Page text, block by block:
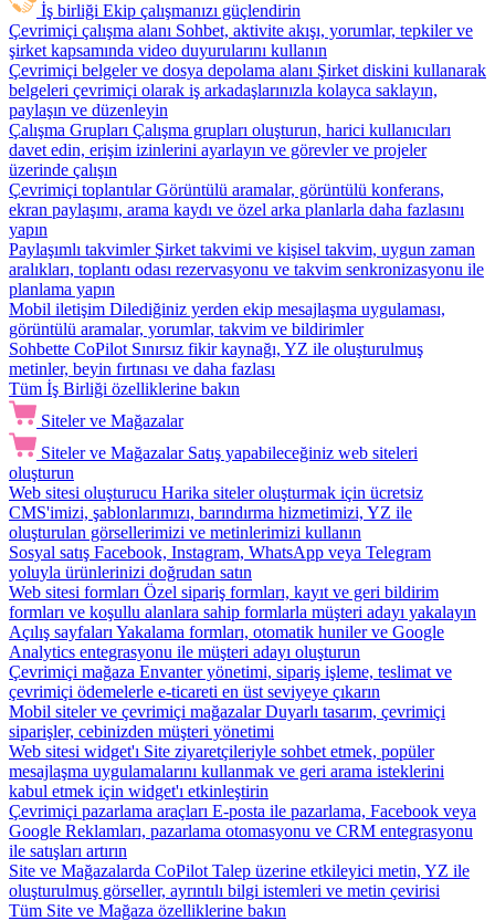
İş birliği Ekip çalışmanızı güçlendirin
Çevrimiçi çalışma alanı Sohbet, aktivite akışı, yorumlar, tepkiler ve
şirket kapsamında video duyurularını kullanın
Çevrimiçi belgeler ve dosya depolama alanı Şirket diskini kullanarak
belgeleri çevrimiçi olarak iş arkadaşlarınızla kolayca saklayın,
paylaşın ve düzenleyin
Çalışma Grupları Çalışma grupları oluşturun, harici kullanıcıları
davet edin, erişim izinlerini ayarlayın ve görevler ve projeler
üzerinde çalışın
Çevrimiçi toplantılar Görüntülü aramalar, görüntülü konferans,
ekran paylaşımı, arama kaydı ve özel arka planlarla daha fazlasını
yapın
Paylaşımlı takvimler Şirket takvimi ve kişisel takvim, uygun zaman
aralıkları, toplantı odası rezervasyonu ve takvim senkronizasyonu ile
planlama yapın
Mobil iletişim Dilediğiniz yerden ekip mesajlaşma uygulaması,
görüntülü aramalar, yorumlar, takvim ve bildirimler
Sohbette CoPilot Sınırsız fikir kaynağı, YZ ile oluşturulmuş
metinler, beyin fırtınası ve daha fazlası
Tüm İş Birliği özelliklerine bakın
Siteler ve Mağazalar
Siteler ve Mağazalar Satış yapabileceğiniz web siteleri
oluşturun
Web sitesi oluşturucu Harika siteler oluşturmak için ücretsiz
CMS'imizi, şablonlarımızı, barındırma hizmetimizi, YZ ile
oluşturulan görsellerimizi ve metinlerimizi kullanın
Sosyal satış Facebook, Instagram, WhatsApp veya Telegram
yoluyla ürünlerinizi doğrudan satın
Web sitesi formları Özel sipariş formları, kayıt ve geri bildirim
formları ve koşullu alanlara sahip formlarla müşteri adayı yakalayın
Açılış sayfaları Yakalama formları, otomatik huniler ve Google
Analytics entegrasyonu ile müşteri adayı oluşturun
Çevrimiçi mağaza Envanter yönetimi, sipariş işleme, teslimat ve
çevrimiçi ödemelerle e-ticareti en üst seviyeye çıkarın
Mobil siteler ve çevrimiçi mağazalar Duyarlı tasarım, çevrimiçi
siparişler, cebinizden müşteri yönetimi
Web sitesi widget'ı Site ziyaretçileriyle sohbet etmek, popüler
mesajlaşma uygulamalarını kullanmak ve geri arama isteklerini
kabul etmek için widget'ı etkinleştirin
Çevrimiçi pazarlama araçları E-posta ile pazarlama, Facebook veya
Google Reklamları, pazarlama otomasyonu ve CRM entegrasyonu
ile satışları artırın
Site ve Mağazalarda CoPilot Talep üzerine etkileyici metin, YZ ile
oluşturulmuş görseller, ayrıntılı bilgi istemleri ve metin çevirisi
Tüm Site ve Mağaza özelliklerine bakın